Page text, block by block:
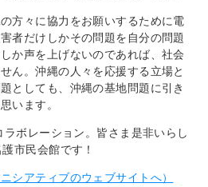
方々に協力をお願いするために電
者だけしかその問題を自分の問題
か声を上げないのであれば、社会
ん。沖縄の人々を応援する立場と
としても、沖縄の基地問題に引き
います。
ボレーション。皆さま是非いらし
市民会館です！
シアティブのウェブサイトへ）